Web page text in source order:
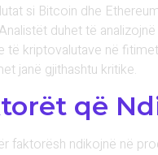
si Bitcoin dhe
duhet të
të kriptovalutave në
janë gjithashtu kritike.
që
faktorësh ndikojnë në